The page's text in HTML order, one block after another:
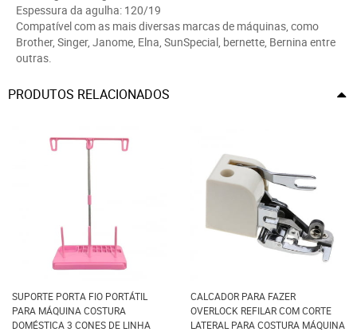
Espessura da agulha: 120/19
Compatível com as mais diversas marcas de máquinas, como
Brother, Singer, Janome, Elna, SunSpecial, bernette, Bernina entre
outras.
PRODUTOS RELACIONADOS
SUPORTE PORTA FIO PORTÁTIL
PARA MÁQUINA COSTURA
DOMÉSTICA 3 CONES DE LINHA
CALCADOR PARA FAZER
OVERLOCK REFILAR COM CORTE
LATERAL PARA COSTURA MÁQUINA